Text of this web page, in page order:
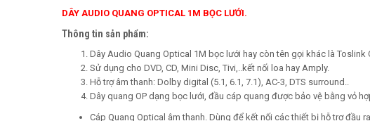
DÂY AUDIO QUANG OPTICAL 1M BỌC LƯỚI.
Thông tin sản phẩm:
Dây Audio Quang Optical 1M bọc lưới hay còn tên gọi khác là Toslink
Sử dụng cho DVD, CD, Mini Disc, Tivi,..kết nối loa hay Amply.
Hỗ trợ âm thanh: Dolby digital (5.1, 6.1, 7.1), AC-3, DTS surround..
Dây quang OP dạng bọc lưới, đầu cáp quang được bảo vệ bằng vỏ
Cáp Quang Optical âm thanh. Dùng để kết nối các thiết bị hỗ trợ đầu